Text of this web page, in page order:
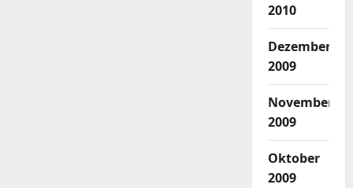
2010
Dezember
2009
November
2009
Oktober
2009